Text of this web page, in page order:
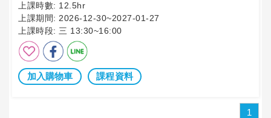
上課時數: 12.5hr
上課期間: 2026-12-30~2027-01-27
上課時段: 三 13:30~16:00
加入購物車 課程資料
1